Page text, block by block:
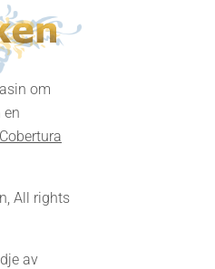
om
en
Cobertura
All rights
av